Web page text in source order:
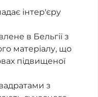
інтер'єру
в Бельгії з
матеріалу, що
підвищеної
з